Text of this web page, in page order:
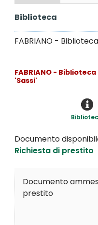
Biblioteca
FABRIANO -
FABRIANO -
'Sassi'
Documento
Richiesta di prestito
Documento
prestito